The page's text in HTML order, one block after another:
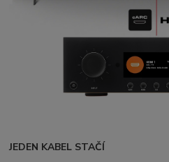
JEDEN KABEL STAČÍ